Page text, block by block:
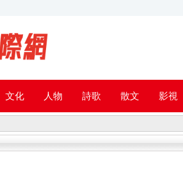
文化 人物 詩歌 散文 影視